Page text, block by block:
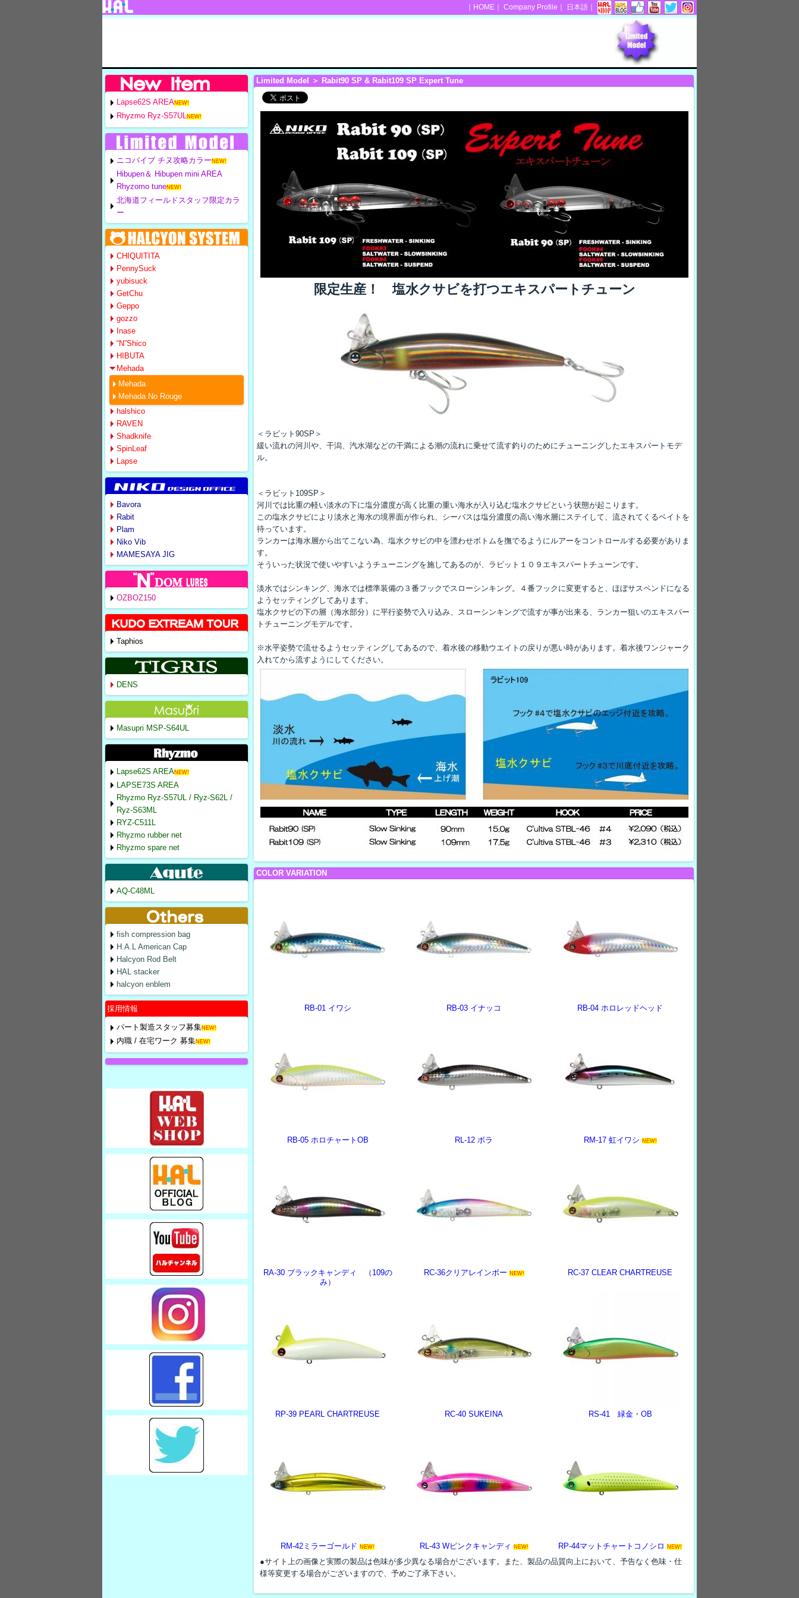
｜ HOME ｜ Company Profile ｜ 日本語 ｜
Limited Model ＞ Rabit90 SP & Rabit109 SP Expert Tune
限定生産！ 塩水クサビを打つエキスパートチューン
＜ラビット90SP＞
緩い流れの河川や、干潟、汽水湖などの干満による潮の流れに乗せて流す釣りのためにチューニングしたエキスパートモデ
ル。
＜ラビット109SP＞
河川では比重の軽い淡水の下に塩分濃度が高く比重の重い海水が入り込む塩水クサビという状態が起こります。
この塩水クサビにより淡水と海水の境界面が作られ、シーバスは塩分濃度の高い海水層にステイして、流されてくるベイトを
待っています。
ランカーは海水層から出てこない為、塩水クサビの中を漂わせボトムを撫でるようにルアーをコントロールする必要がありま
す。
そういった状況で使いやすいようチューニングを施してあるのが、ラビット１０９エキスパートチューンです。
淡水ではシンキング、海水では標準装備の３番フックでスローシンキング。４番フックに変更すると、ほぼサスペンドになる
ようセッティングしてあります。
塩水クサビの下の層（海水部分）に平行姿勢で入り込み、スローシンキングで流すが事が出来る、ランカー狙いのエキスパー
トチューニングモデルです。
※水平姿勢で流せるようセッティングしてあるので、着水後の移動ウエイトの戻りが悪い時があります。着水後ワンジャーク
入れてから流すようにしてください。
COLOR VARIATION
RB-01 イワシ RB-03 イナッコ RB-04 ホロレッドヘッド
RB-05 ホロチャートOB RL-12 ボラ RM-17 虹イワシ NEW!
RA-30 ブラックキャンディ （109の
み）
RC-36クリアレインボー NEW! RC-37 CLEAR CHARTREUSE
RP-39 PEARL CHARTREUSE RC-40 SUKEINA RS-41 緑金・OB
RM-42ミラーゴールド NEW! RL-43 Wピンクキャンディ NEW! RP-44マットチャートコノシロ NEW!
●サイト上の画像と実際の製品は色味が多少異なる場合がございます。また、製品の品質向上において、予告なく色味・仕
様等変更する場合がございますので、予めご了承下さい。
Lapse62S AREANEW!
Rhyzmo Ryz-S57ULNEW!
ニコバイブ チヌ攻略カラー NEW!
Hibupen＆ Hibupen mini AREA
Rhyzomo tuneNEW!
北海道フィールドスタッフ限定カラ
ー
CHIQUITITA
PennySuck
yubisuck
GetChu
Geppo
gozzo
Inase
“N”Shico
HIBUTA
Mehada
Mehada
Mehada No Rouge
halshico
RAVEN
Shadknife
SpinLeaf
Lapse
Bavora
Rabit
Plam
Niko Vib
MAMESAYA JIG
OZBOZ150
Taphios
DENS
Masupri MSP-S64UL
Lapse62S AREANEW!
LAPSE73S AREA
Rhyzmo Ryz-S57UL / Ryz-S62L /
Ryz-S63ML
RYZ-C511L
Rhyzmo rubber net
Rhyzmo spare net
AQ-C48ML
fish compression bag
H.A.L American Cap
Halcyon Rod Belt
HAL stacker
halcyon enblem
採用情報
パート製造スタッフ募集NEW!
内職 / 在宅ワーク 募集NEW!